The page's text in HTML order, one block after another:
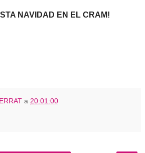
NAVIDAD EN EL CRAM!
a 20:01:00